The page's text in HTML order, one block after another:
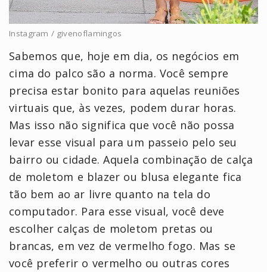
Instagram / givenoflamingos
Sabemos que, hoje em dia, os negócios em
cima do palco são a norma. Você sempre
precisa estar bonito para aquelas reuniões
virtuais que, às vezes, podem durar horas.
Mas isso não significa que você não possa
levar esse visual para um passeio pelo seu
bairro ou cidade. Aquela combinação de calça
de moletom e blazer ou blusa elegante fica
tão bem ao ar livre quanto na tela do
computador. Para esse visual, você deve
escolher calças de moletom pretas ou
brancas, em vez de vermelho fogo. Mas se
você preferir o vermelho ou outras cores